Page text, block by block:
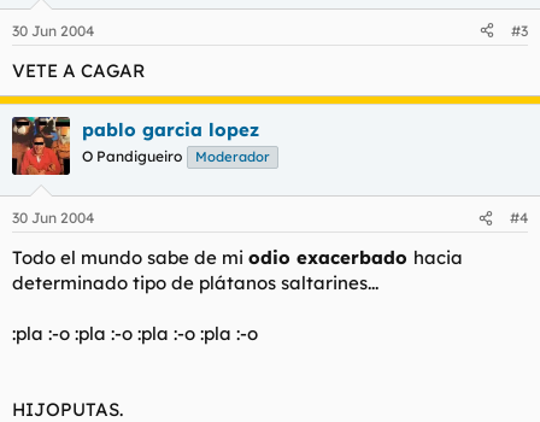
30 Jun 2004 #3
VETE A CAGAR
pablo garcia lopez
O Pandigueiro Moderador
30 Jun 2004 #4
Todo el mundo sabe de mi odio exacerbado hacia
determinado tipo de plátanos saltarines...
:pla :-o :pla :-o :pla :-o :pla :-o
HIJOPUTAS.